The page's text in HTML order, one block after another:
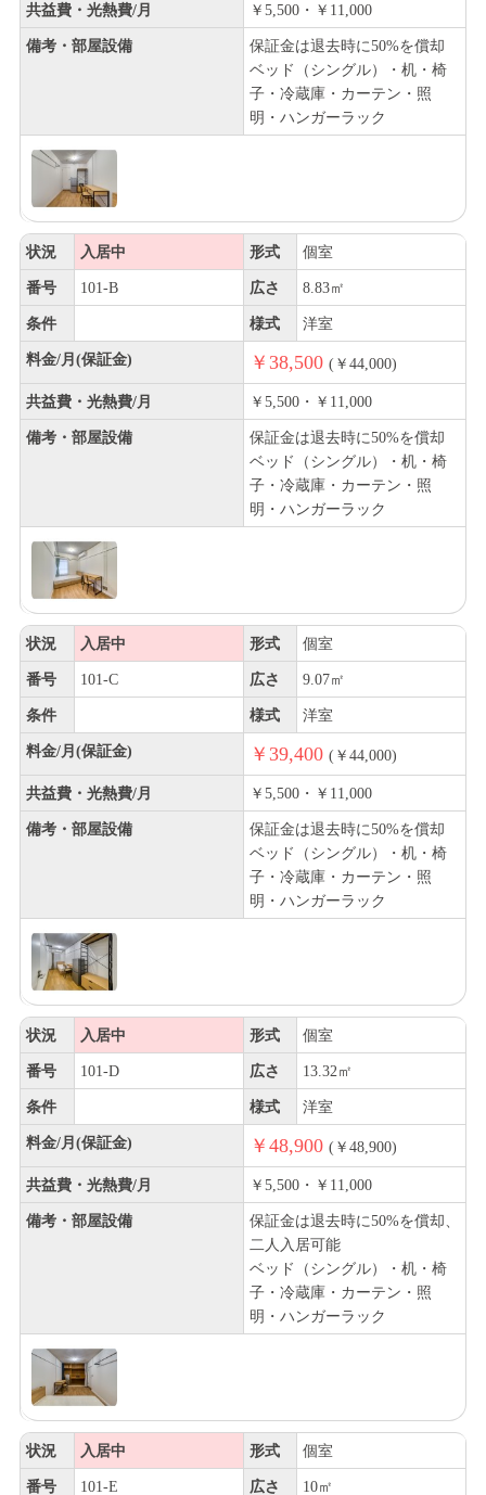
共益費・光熱費/月 ￥5,500・￥11,000
備考・部屋設備
保証金は退去時に50%を償却
ベッド（シングル）・机・椅
子・冷蔵庫・カーテン・照
明・ハンガーラック
状況 入居中 形式 個室
番号 101-B 広さ 8.83㎡
条件 様式 洋室
料金/月(保証金) ￥38,500 (￥44,000)
共益費・光熱費/月 ￥5,500・￥11,000
備考・部屋設備
保証金は退去時に50%を償却
ベッド（シングル）・机・椅
子・冷蔵庫・カーテン・照
明・ハンガーラック
状況 入居中 形式 個室
番号 101-C 広さ 9.07㎡
条件 様式 洋室
料金/月(保証金) ￥39,400 (￥44,000)
共益費・光熱費/月 ￥5,500・￥11,000
備考・部屋設備
保証金は退去時に50%を償却
ベッド（シングル）・机・椅
子・冷蔵庫・カーテン・照
明・ハンガーラック
状況 入居中 形式 個室
番号 101-D 広さ 13.32㎡
条件 様式 洋室
料金/月(保証金) ￥48,900 (￥48,900)
共益費・光熱費/月 ￥5,500・￥11,000
備考・部屋設備
保証金は退去時に50%を償却、
二人入居可能
ベッド（シングル）・机・椅
子・冷蔵庫・カーテン・照
明・ハンガーラック
状況 入居中 形式 個室
番号 101-E 広さ 10㎡